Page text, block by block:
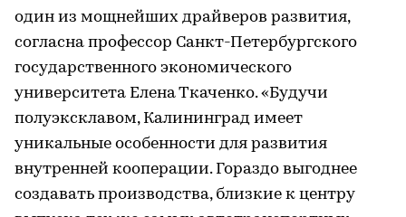
один из мощнейших драйверов развития,
согласна профессор Санкт-Петербургского
государственного экономического
университета Елена Ткаченко. «Будучи
полуэксклавом, Калининград имеет
уникальные особенности для развития
внутренней кооперации. Гораздо выгоднее
создавать производства, близкие к центру